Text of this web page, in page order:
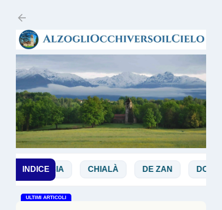
INDICE
BIBBIA CHIALÀ DE ZAN DOGLIO
ULTIMI ARTICOLI